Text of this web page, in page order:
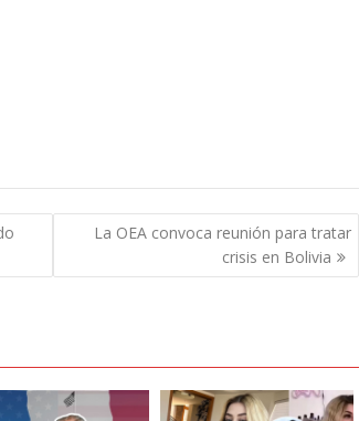
La OEA convoca reunión para tratar
crisis en Bolivia